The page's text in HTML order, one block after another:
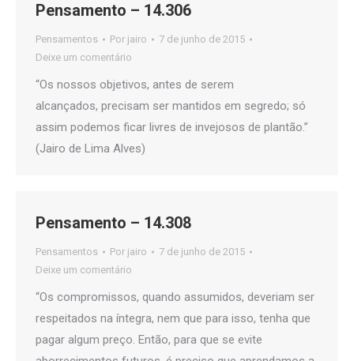
Pensamento – 14.306
Pensamentos Por jairo
7 de junho de 2015
Deixe um comentário
“Os nossos objetivos, antes de serem
alcançados, precisam ser mantidos em segredo; só
assim podemos ficar livres de invejosos de plantão.”
(Jairo de Lima Alves)
Pensamento – 14.308
Pensamentos Por jairo
7 de junho de 2015
Deixe um comentário
“Os compromissos, quando assumidos, deveriam ser
respeitados na íntegra, nem que para isso, tenha que
pagar algum preço. Então, para que se evite